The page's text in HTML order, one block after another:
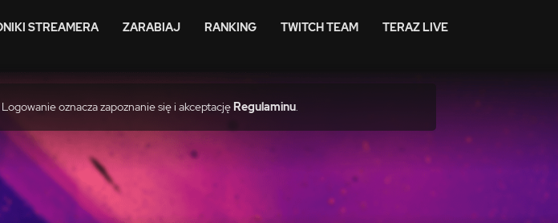
STREAMERA ZARABIAJ RANKING TWITCH TEAM TERAZ LIVE
oznacza zapoznanie się i akceptacjęRegulaminu.